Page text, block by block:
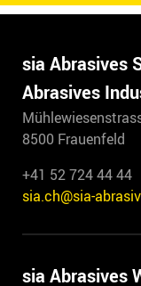
sia Abrasives
Abrasives
8500 Frauenfeld
+41 52 724 44 44
sia.ch@sia-
sia Abrasives